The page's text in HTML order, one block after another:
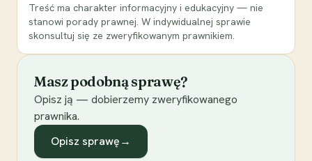
Treść ma charakter informacyjny i edukacyjny — nie
stanowi porady prawnej. W indywidualnej sprawie
skonsultuj się ze zweryfikowanym prawnikiem.
Masz podobną sprawę?
Opisz ją — dobierzemy zweryfikowanego
prawnika.
Opisz sprawę→